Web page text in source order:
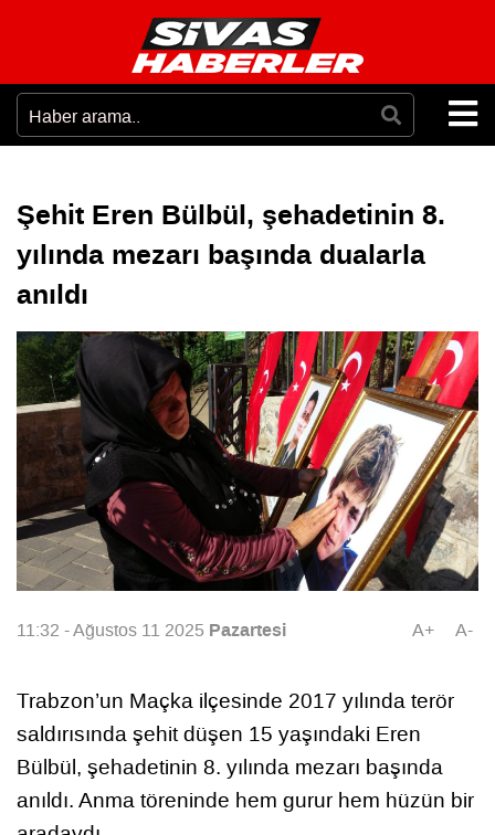
Şehit Eren Bülbül, şehadetinin 8.
yılında mezarı başında dualarla
anıldı
11:32 - Ağustos 11 2025 Pazartesi A+ A-
Trabzon’un Maçka ilçesinde 2017 yılında terör
saldırısında şehit düşen 15 yaşındaki Eren
Bülbül, şehadetinin 8. yılında mezarı başında
anıldı. Anma töreninde hem gurur hem hüzün bir